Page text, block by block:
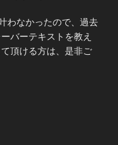
わなかったので、過去
バーテキストを教え
頂ける方は、是非ご